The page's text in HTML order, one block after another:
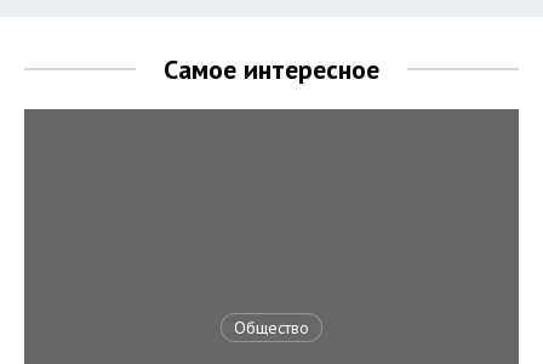
Самое интересное
Общество